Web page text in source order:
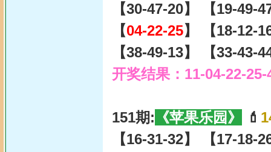
【30-47-20】 【19-49-
【04-22-25】 【18-12-
【38-49-13】 【33-43-
开奖结果：11-04-22-
151期: 《苹果乐园》 💄
【16-31-32】 【17-18-